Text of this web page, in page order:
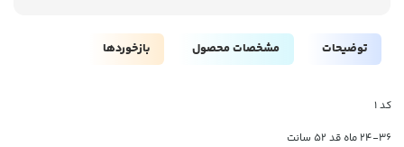
توضیحات مشخصات محصول بازخوردها
کد 1
24-36 ماه قد 52 سانت